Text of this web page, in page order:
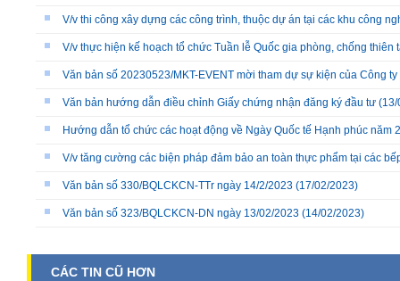
V/v thi công xây dựng các công trình, thuộc dự án tại các khu công
V/v thực hiện kế hoạch tổ chức Tuần lễ Quốc gia phòng, chống thiên
Văn bản số 20230523/MKT-EVENT mời tham dự sự kiện của Công
Văn bản hướng dẫn điều chỉnh Giấy chứng nhận đăng ký đầu tư (13/
Hướng dẫn tổ chức các hoạt động về Ngày Quốc tế Hạnh phúc năm
V/v tăng cường các biện pháp đảm bảo an toàn thực phẩm tại các
Văn bản số 330/BQLCKCN-TTr ngày 14/2/2023 (17/02/2023)
Văn bản số 323/BQLCKCN-DN ngày 13/02/2023 (14/02/2023)
CÁC TIN CŨ HƠN